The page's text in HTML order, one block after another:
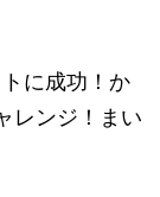
に成功！か
レンジ！まい